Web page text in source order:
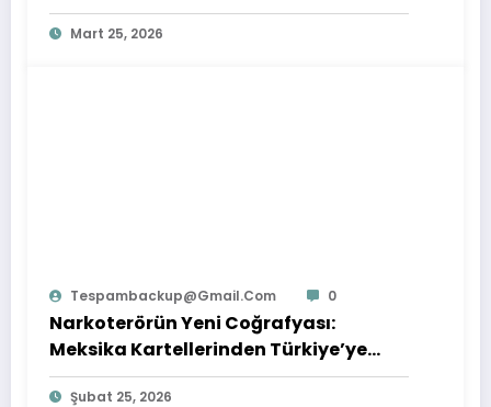
Mart 25, 2026
Tespambackup@gmail.com 0
Narkoterörün Yeni Coğrafyası:
Meksika Kartellerinden Türkiye’ye
Çıkarılan Dersler
Şubat 25, 2026